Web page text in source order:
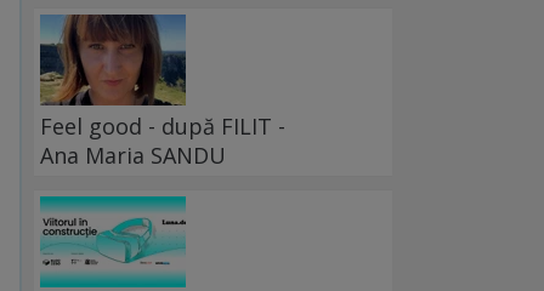
Feel good - după FILIT -
Ana Maria SANDU